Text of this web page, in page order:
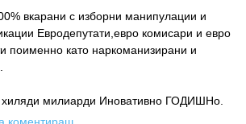
вкарани с изборни манипулации и
Евродепутати,евро комисари и евро
поименно като наркоманизирани и
хиляди милиарди Иновативно ГОДИШНо.
коментираш